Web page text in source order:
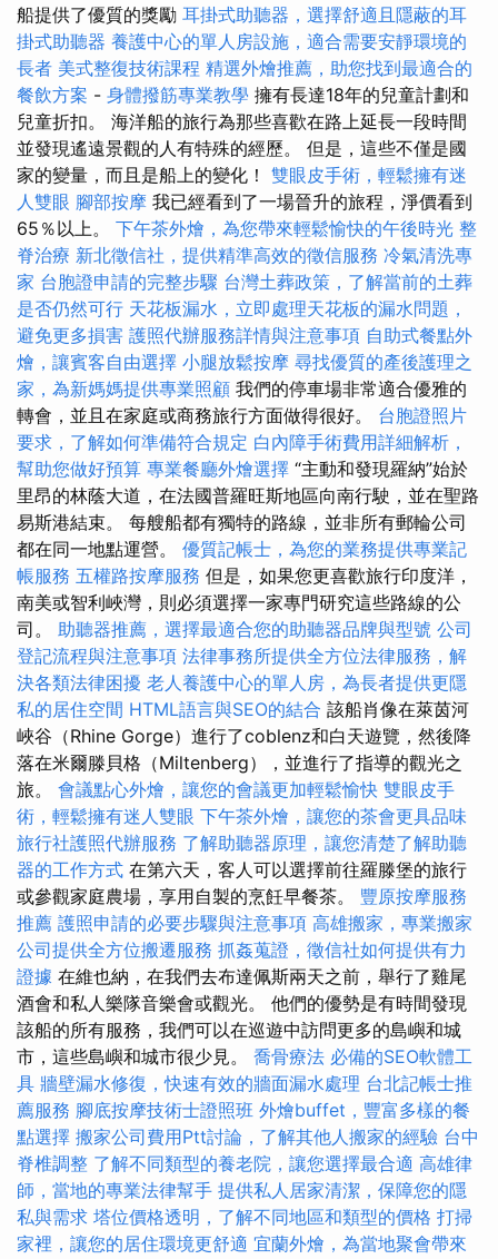
船提供了優質的獎勵 耳掛式助聽器，選擇舒適且隱蔽的耳
掛式助聽器 養護中心的單人房設施，適合需要安靜環境的
長者 美式整復技術課程 精選外燴推薦，助您找到最適合的
餐飲方案 - 身體撥筋專業教學 擁有長達18年的兒童計劃和
兒童折扣。 海洋船的旅行為那些喜歡在路上延長一段時間
並發現遙遠景觀的人有特殊的經歷。 但是，這些不僅是國
家的變量，而且是船上的變化！ 雙眼皮手術，輕鬆擁有迷
人雙眼 腳部按摩 我已經看到了一場晉升的旅程，淨價看到
65％以上。 下午茶外燴，為您帶來輕鬆愉快的午後時光 整
脊治療 新北徵信社，提供精準高效的徵信服務 冷氣清洗專
家 台胞證申請的完整步驟 台灣土葬政策，了解當前的土葬
是否仍然可行 天花板漏水，立即處理天花板的漏水問題，
避免更多損害 護照代辦服務詳情與注意事項 自助式餐點外
燴，讓賓客自由選擇 小腿放鬆按摩 尋找優質的產後護理之
家，為新媽媽提供專業照顧 我們的停車場非常適合優雅的
轉會，並且在家庭或商務旅行方面做得很好。 台胞證照片
要求，了解如何準備符合規定 白內障手術費用詳細解析，
幫助您做好預算 專業餐廳外燴選擇 “主動和發現羅納”始於
里昂的林蔭大道，在法國普羅旺斯地區向南行駛，並在聖路
易斯港結束。 每艘船都有獨特的路線，並非所有郵輪公司
都在同一地點運營。 優質記帳士，為您的業務提供專業記
帳服務 五權路按摩服務 但是，如果您更喜歡旅行印度洋，
南美或智利峽灣，則必須選擇一家專門研究這些路線的公
司。 助聽器推薦，選擇最適合您的助聽器品牌與型號 公司
登記流程與注意事項 法律事務所提供全方位法律服務，解
決各類法律困擾 老人養護中心的單人房，為長者提供更隱
私的居住空間 HTML語言與SEO的結合 該船肖像在萊茵河
峽谷（Rhine Gorge）進行了coblenz和白天遊覽，然後降
落在米爾滕貝格（Miltenberg），並進行了指導的觀光之
旅。 會議點心外燴，讓您的會議更加輕鬆愉快 雙眼皮手
術，輕鬆擁有迷人雙眼 下午茶外燴，讓您的茶會更具品味
旅行社護照代辦服務 了解助聽器原理，讓您清楚了解助聽
器的工作方式 在第六天，客人可以選擇前往羅滕堡的旅行
或參觀家庭農場，享用自製的烹飪早餐茶。 豐原按摩服務
推薦 護照申請的必要步驟與注意事項 高雄搬家，專業搬家
公司提供全方位搬遷服務 抓姦蒐證，徵信社如何提供有力
證據 在維也納，在我們去布達佩斯兩天之前，舉行了雞尾
酒會和私人樂隊音樂會或觀光。 他們的優勢是有時間發現
該船的所有服務，我們可以在巡遊中訪問更多的島嶼和城
市，這些島嶼和城市很少見。 喬骨療法 必備的SEO軟體工
具 牆壁漏水修復，快速有效的牆面漏水處理 台北記帳士推
薦服務 腳底按摩技術士證照班 外燴buffet，豐富多樣的餐
點選擇 搬家公司費用Ptt討論，了解其他人搬家的經驗 台中
脊椎調整 了解不同類型的養老院，讓您選擇最合適 高雄律
師，當地的專業法律幫手 提供私人居家清潔，保障您的隱
私與需求 塔位價格透明，了解不同地區和類型的價格 打掃
家裡，讓您的居住環境更舒適 宜蘭外燴，為當地聚會帶來